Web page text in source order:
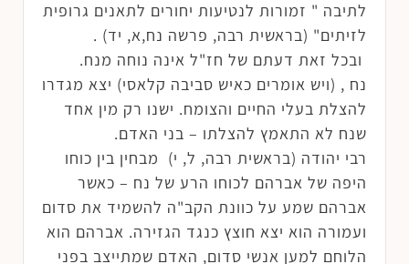
לתיבה " זמורות לנטיעות יחורים לתאנים גרופית
לזיתים" (בראשית רבה, פרשה נח,א, יד) .
ובכל זאת דעתם של חז"ל אינה נוחה מנח.
נח , (ויש אומרים כאיש סביבה קלאסי) יצא מגדרו
להצלת בעלי החיים והצומח. ישנו רק מין אחד
שנח לא התאמץ להצלתו – בני האדם.
רבי יהודה (בראשית רבה, ל, י) מבחין בין כוחו
היפה של אברהם לכוחו הרע של נח – כאשר
אברהם שמע על כוונת הקב"ה להשמיד את סדום
ועמורה הוא יצא חוצץ כנגד הגזירה. אברהם הוא
הלוחם למען אנשי סדום, האדם שמתייצב בפני